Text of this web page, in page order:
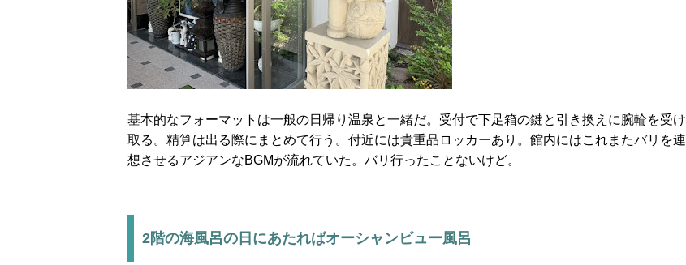
基本的なフォーマットは一般の日帰り温泉と一緒だ。受付で下足箱の鍵と引き換えに腕輪を受け
取る。精算は出る際にまとめて行う。付近には貴重品ロッカーあり。館内にはこれまたバリを連
想させるアジアンなBGMが流れていた。バリ行ったことないけど。
2階の海風呂の日にあたればオーシャンビュー風呂